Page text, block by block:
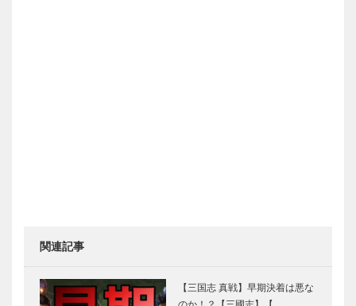
関連記事
【三国志 真戦】早期決着は悪な